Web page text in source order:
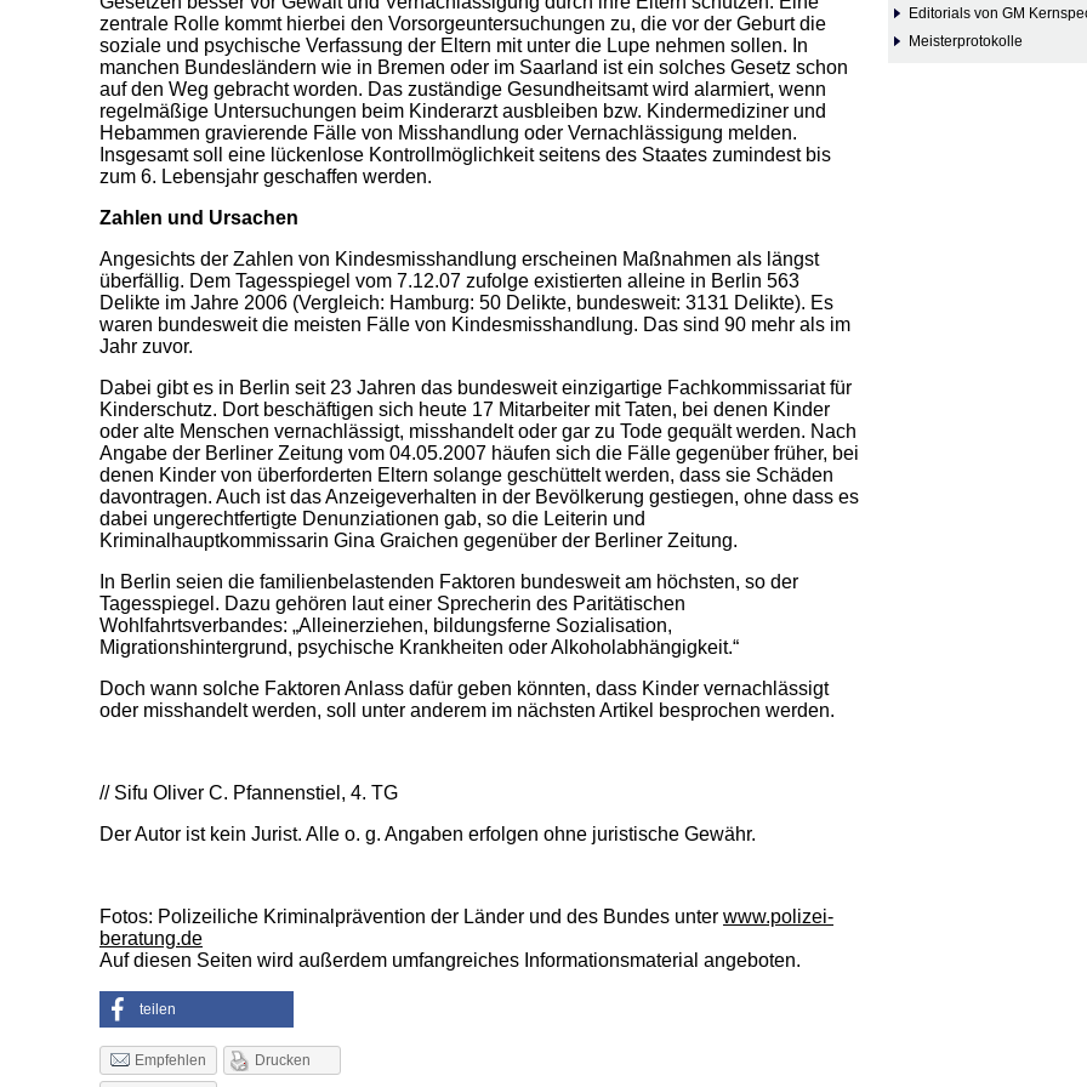
zentrale Rolle kommt hierbei den Vorsorgeuntersuchungen zu, die vor der Geburt die
soziale und psychische Verfassung der Eltern mit unter die Lupe nehmen sollen. In
manchen Bundesländern wie in Bremen oder im Saarland ist ein solches Gesetz schon
auf den Weg gebracht worden. Das zuständige Gesundheitsamt wird alarmiert, wenn
regelmäßige Untersuchungen beim Kinderarzt ausbleiben bzw. Kindermediziner und
Hebammen gravierende Fälle von Misshandlung oder Vernachlässigung melden.
Insgesamt soll eine lückenlose Kontrollmöglichkeit seitens des Staates zumindest bis
zum 6. Lebensjahr geschaffen werden.
Zahlen und Ursachen
Angesichts der Zahlen von Kindesmisshandlung erscheinen Maßnahmen als längst
überfällig. Dem Tagesspiegel vom 7.12.07 zufolge existierten alleine in Berlin 563
Delikte im Jahre 2006 (Vergleich: Hamburg: 50 Delikte, bundesweit: 3131 Delikte). Es
waren bundesweit die meisten Fälle von Kindesmisshandlung. Das sind 90 mehr als im
Jahr zuvor.
Dabei gibt es in Berlin seit 23 Jahren das bundesweit einzigartige Fachkommissariat für
Kinderschutz. Dort beschäftigen sich heute 17 Mitarbeiter mit Taten, bei denen Kinder
oder alte Menschen vernachlässigt, misshandelt oder gar zu Tode gequält werden. Nach
Angabe der Berliner Zeitung vom 04.05.2007 häufen sich die Fälle gegenüber früher, bei
denen Kinder von überforderten Eltern solange geschüttelt werden, dass sie Schäden
davontragen. Auch ist das Anzeigeverhalten in der Bevölkerung gestiegen, ohne dass es
dabei ungerechtfertigte Denunziationen gab, so die Leiterin und
Kriminalhauptkommissarin Gina Graichen gegenüber der Berliner Zeitung.
In Berlin seien die familienbelastenden Faktoren bundesweit am höchsten, so der
Tagesspiegel. Dazu gehören laut einer Sprecherin des Paritätischen
Wohlfahrtsverbandes: „Alleinerziehen, bildungsferne Sozialisation,
Migrationshintergrund, psychische Krankheiten oder Alkoholabhängigkeit.“
Doch wann solche Faktoren Anlass dafür geben könnten, dass Kinder vernachlässigt
oder misshandelt werden, soll unter anderem im nächsten Artikel besprochen werden.
// Sifu Oliver C. Pfannenstiel, 4. TG
Der Autor ist kein Jurist. Alle o. g. Angaben erfolgen ohne juristische Gewähr.
Fotos: Polizeiliche Kriminalprävention der Länder und des Bundes unter www.polizei-
beratung.de
Auf diesen Seiten wird außerdem umfangreiches Informationsmaterial angeboten.
teilen
Empfehlen Drucken
Editorials von GM
Meisterprotokolle